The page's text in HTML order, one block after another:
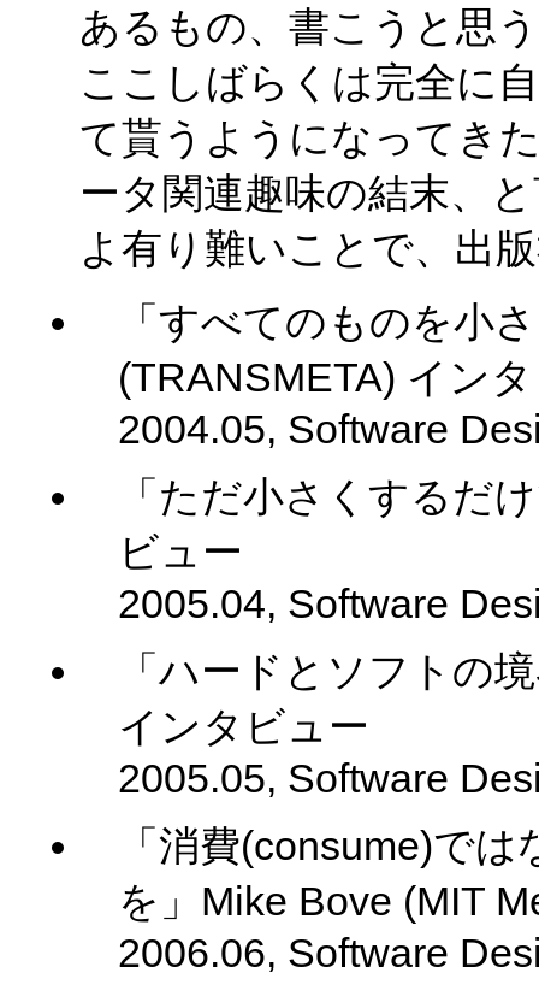
あるもの、書こうと思
ここしばらくは完全に
て貰うようになってき
ータ関連趣味の結末、
よ有り難いことで、出
「すべてのものを小
(TRANSMETA) イン
2004.05, Software
「ただ小さくするだ
ビュー
2005.04, Software
「ハードとソフトの
インタビュー
2005.05, Software
「消費(consume)で
を」Mike Bove (MIT
2006.06, Software